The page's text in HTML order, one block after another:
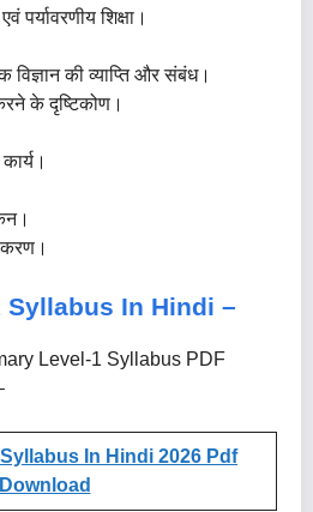
पर्यावरणीय शिक्षा।
विज्ञान की व्याप्ति और संबंध।
के दृष्टिकोण।
Syllabus In Hindi –
Level-1 Syllabus PDF
In Hindi 2026 Pdf
Download